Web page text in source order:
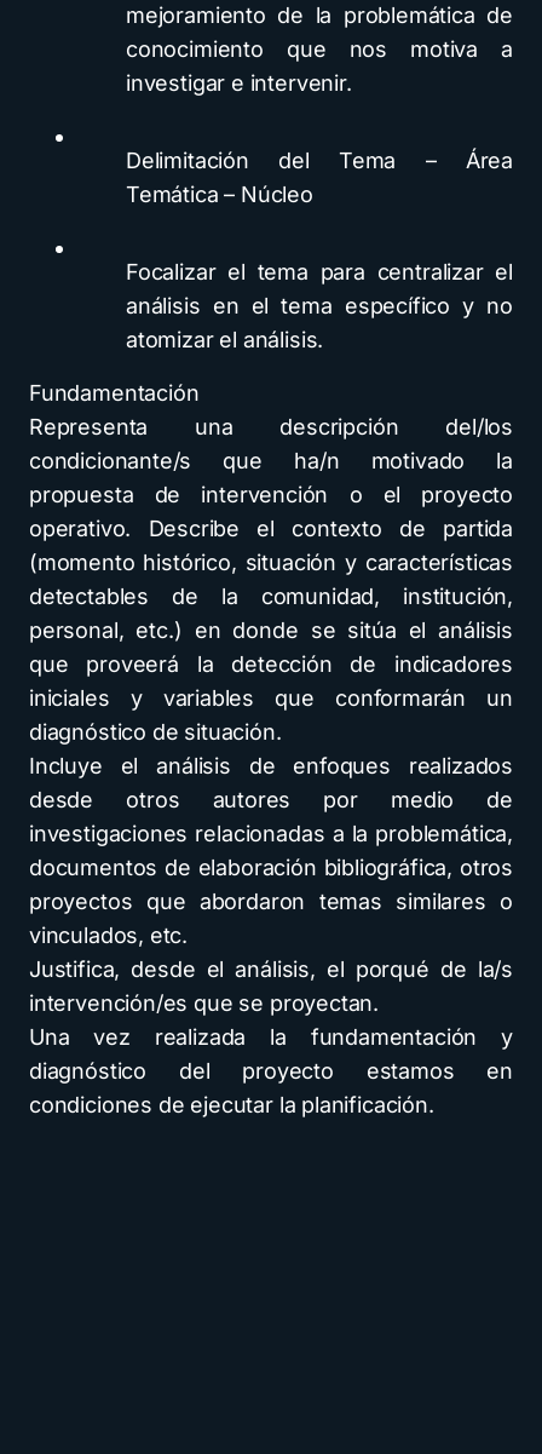
mejoramiento de la problemática de
conocimiento que nos motiva a
investigar e intervenir.
Delimitación del Tema – Área
Temática – Núcleo
Focalizar el tema para centralizar el
análisis en el tema específico y no
atomizar el análisis.
Fundamentación
Representa una descripción del/los
condicionante/s que ha/n motivado la
propuesta de intervención o el proyecto
operativo. Describe el contexto de partida
(momento histórico, situación y características
detectables de la comunidad, institución,
personal, etc.) en donde se sitúa el análisis
que proveerá la detección de indicadores
iniciales y variables que conformarán un
diagnóstico de situación.
Incluye el análisis de enfoques realizados
desde otros autores por medio de
investigaciones relacionadas a la problemática,
documentos de elaboración bibliográfica, otros
proyectos que abordaron temas similares o
vinculados, etc.
Justifica, desde el análisis, el porqué de la/s
intervención/es que se proyectan.
Una vez realizada la fundamentación y
diagnóstico del proyecto estamos en
condiciones de ejecutar la planificación.